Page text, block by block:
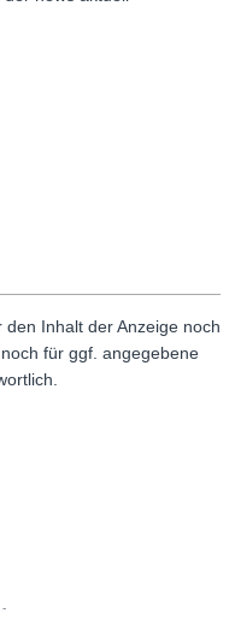
Inhalt der Anzeige noch
für ggf. angegebene